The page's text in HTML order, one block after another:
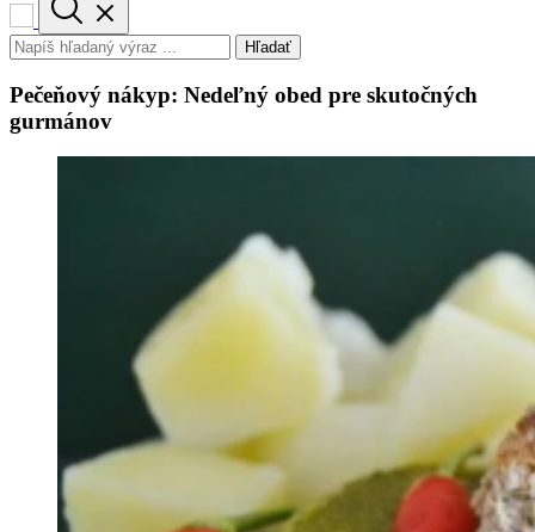
Hľadať
Pečeňový nákyp: Nedeľný obed pre skutočných
gurmánov